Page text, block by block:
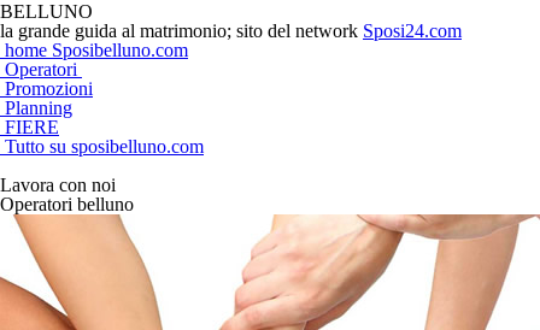
BELLUNO
la grande guida al matrimonio; sito del network Sposi24.com
home Sposibelluno.com
Operatori
Promozioni
Planning
FIERE
Tutto su sposibelluno.com
Lavora con noi
Operatori belluno